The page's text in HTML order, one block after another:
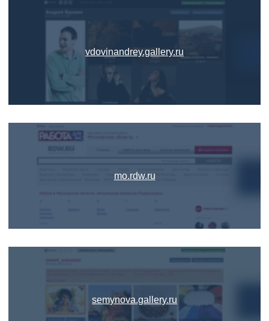
vdovinandrey.gallery.ru
mo.rdw.ru
semynova.gallery.ru